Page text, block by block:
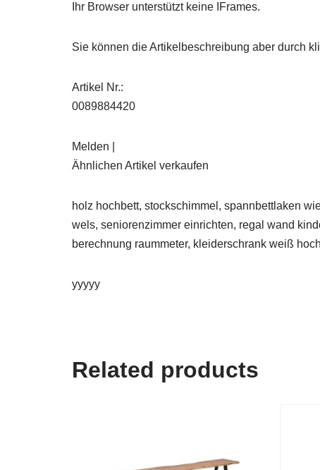
Ihr Browser unterstützt keine IFrames.
Sie können die Artikelbeschreibung aber durch
Artikel Nr.:
0089884420
Melden |
Ähnlichen Artikel verkaufen
holz hochbett, stockschimmel, spannbettlaken
wels, seniorenzimmer einrichten, regal wand
berechnung raummeter, kleiderschrank weiß hoch
yyyyy
Related products